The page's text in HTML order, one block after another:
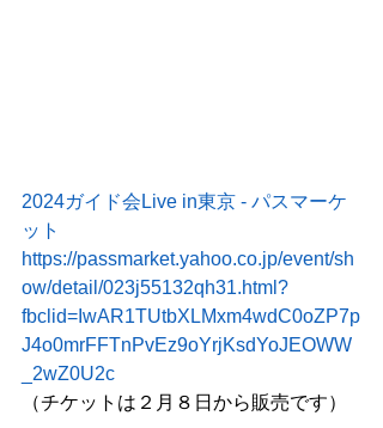
2024ガイド会Live in東京 - パスマーケ
ット
https://passmarket.yahoo.co.jp/event/sh
ow/detail/023j55132qh31.html?
fbclid=IwAR1TUtbXLMxm4wdC0oZP7p
J4o0mrFFTnPvEz9oYrjKsdYoJEOWW
_2wZ0U2c
（チケットは２月８日から販売です）